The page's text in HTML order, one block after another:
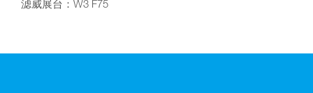
滤威展台：W3 F75